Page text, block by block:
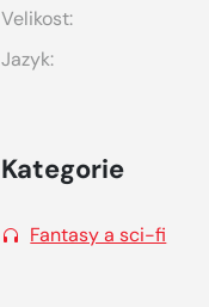
Velikost:
Jazyk:
Kategorie
Fantasy a sci-fi